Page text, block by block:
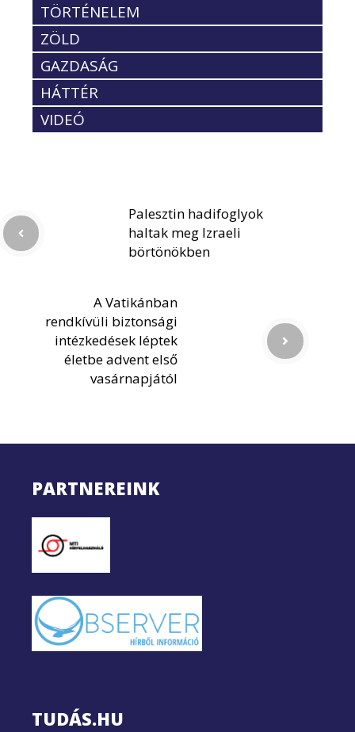
TÖRTÉNELEM
ZÖLD
GAZDASÁG
HÁTTÉR
VIDEÓ
Palesztin hadifoglyok
haltak meg Izraeli
börtönökben
A Vatikánban
rendkívüli biztonsági
intézkedések léptek
életbe advent első
vasárnapjától
PARTNEREINK
TUDÁS.HU